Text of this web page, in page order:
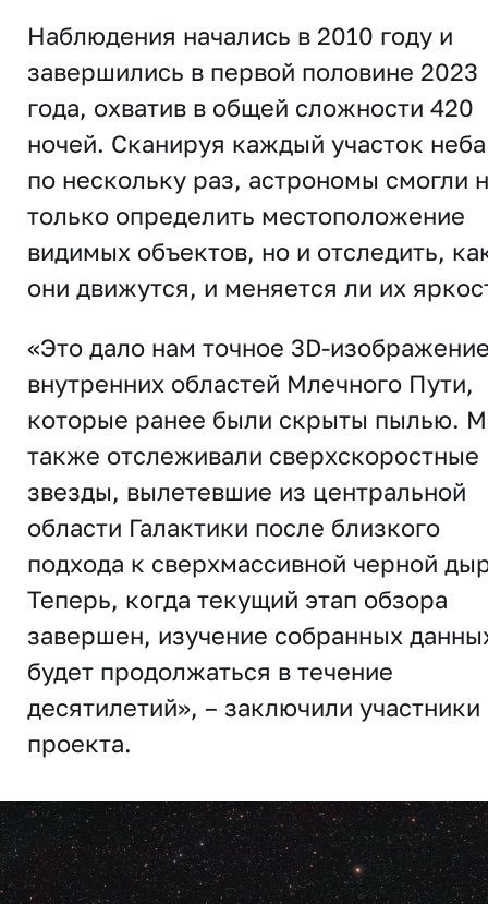
Наблюдения начались в 2010 году и
завершились в первой половине 2023
года, охватив в общей сложности 420
ночей. Сканируя каждый участок неба
по нескольку раз, астрономы смогли
только определить местоположение
видимых объектов, но и отследить,
они движутся, и меняется ли их
«Это дало нам точное 3D-
внутренних областей Млечного Пути,
которые ранее были скрыты пылью.
также отслеживали сверхскоростные
звезды, вылетевшие из центральной
области Галактики после близкого
подхода к сверхмассивной черной
Теперь, когда текущий этап обзора
завершен, изучение собранных
будет продолжаться в течение
десятилетий», – заключили участники
проекта.